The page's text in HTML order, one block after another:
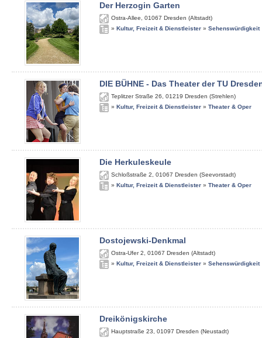
Der Herzogin Garten
Ostra-Allee 01067 Dresden (Altstadt)
» Kultur, Freizeit & Dienstleister » Sehenswürdigkeit
DIE BÜHNE - Das Theater der TU
Teplitzer Straße 26 01219 Dresden (Strehlen)
» Kultur, Freizeit & Dienstleister » Theater & Oper
Die Herkuleskeule
Schloßstraße 2 01067 Dresden (Seevorstadt)
» Kultur, Freizeit & Dienstleister » Theater & Oper
Dostojewski-Denkmal
Ostra-Ufer 2 01067 Dresden (Altstadt)
» Kultur, Freizeit & Dienstleister » Sehenswürdigkeit
Dreikönigskirche
Hauptstraße 23 01097 Dresden (Neustadt)